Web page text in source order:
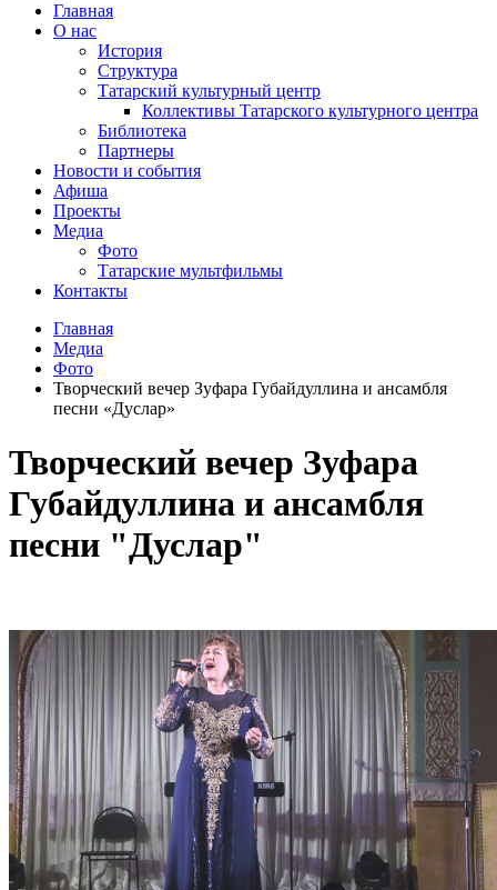
Главная
О нас
История
Структура
Татарский культурный центр
Коллективы Татарского культурного центра
Библиотека
Партнеры
Новости и события
Афиша
Проекты
Медиа
Фото
Татарские мультфильмы
Контакты
Главная
Медиа
Фото
Творческий вечер Зуфара Губайдуллина и ансамбля
песни «Дуслар»
Творческий вечер Зуфара
Губайдуллина и ансамбля
песни "Дуслар"